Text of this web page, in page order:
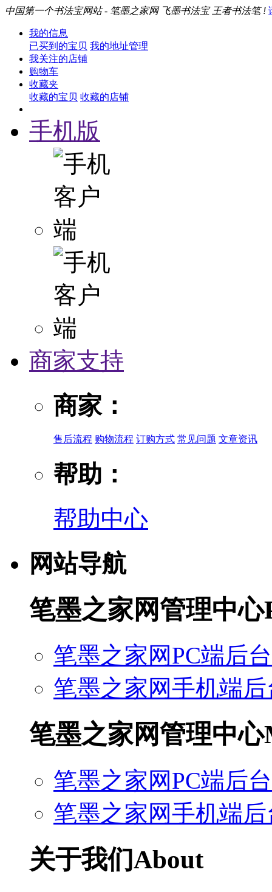
中国第一个书法宝网站 - 笔墨之家网 飞墨书法宝 王者书法笔 !
我的信息
已买到的宝贝 我的地址管理
我关注的店铺
购物车
收藏夹
收藏的宝贝 收藏的店铺
手机版
商家支持
商家：
售后流程 购物流程 订购方式 常见问题 文章资讯
帮助：
帮助中心
网站导航
笔墨之家网管理中心
笔墨之家网PC端后台
笔墨之家网手机端后
笔墨之家网管理中心
笔墨之家网PC端后台
笔墨之家网手机端后
关于我们About